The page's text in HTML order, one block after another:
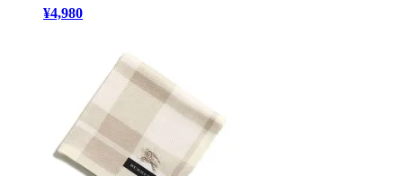
¥4,980